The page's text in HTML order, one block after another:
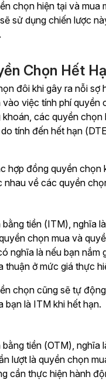
chọn hiện tại và
sử dụng chiến lược
Chọn Hết
đôi khi gây ra nỗi sợ
việc tính phí quyền
các quyền
tính đến hết hạn
hợp đồng quyền chọn
về các quyền
tiền (ITM), nghĩa
chọn mua và
nghĩa là nếu bạn nắm
thuận ở mức giá thực
chọn cũng sẽ tự
bạn là ITM khi hết hạn.
tiền (OTM), nghĩa
lượt là quyền chọn
cần thực hiện hành